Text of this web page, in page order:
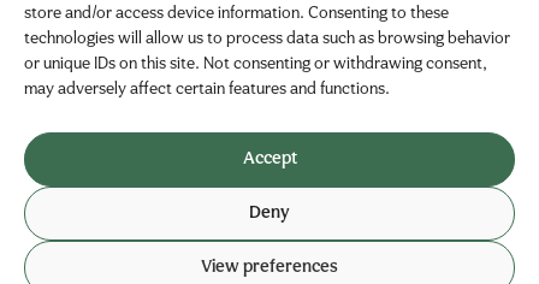
store and/or access device information. Consenting to these
technologies will allow us to process data such as browsing behavior
or unique IDs on this site. Not consenting or withdrawing consent,
may adversely affect certain features and functions.
Accept
Deny
View preferences
www.alidacastro.pt
Fabricante:
Business ID: 0251325-6
Teollisuustie 19
02280 Veikkola, Finland
Política de Privacidade